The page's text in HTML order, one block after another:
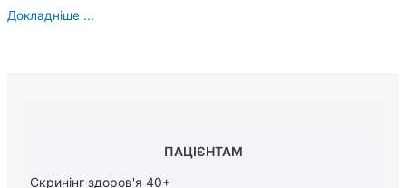
Докладніше ...
ПАЦІЄНТАМ
Скринінг здоров'я 40+